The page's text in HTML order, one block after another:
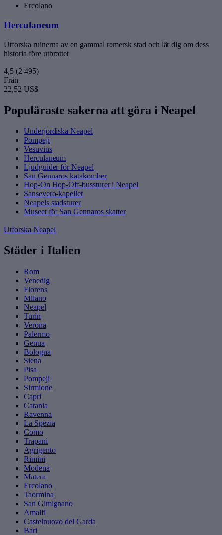
Ercolano
Herculaneum
Utforska ruinerna av en gammal romersk stad och lär dig om dess
historia före utbrottet
4,5 (2 495)
Från
22,52 US$
Populäraste sakerna att göra i Neapel
Underjordiska Neapel
Pompeji
Vesuvius
Herculaneum
Ljudguider för Neapel
San Gennaros katakomber
Hop-On Hop-Off-bussturer i Neapel
Sansevero-kapellet
Neapels stadsturer
Museet för San Gennaros skatter
Utforska Neapel
Städer i Italien
Rom
Venedig
Florens
Milano
Neapel
Turin
Verona
Palermo
Genua
Bologna
Siena
Pisa
Pompeji
Sirmione
Capri
Catania
Ravenna
La Spezia
Como
Trapani
Agrigento
Rimini
Modena
Matera
Ercolano
Taormina
San Gimignano
Amalfi
Castelnuovo del Garda
Bari